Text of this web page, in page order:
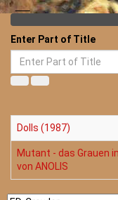
Enter Part of Title
Dolls (1987)
Mutant - das Grauen
von ANOLIS